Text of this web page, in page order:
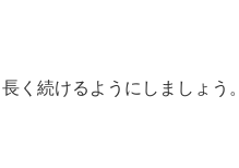
く続けるようにしましょう。